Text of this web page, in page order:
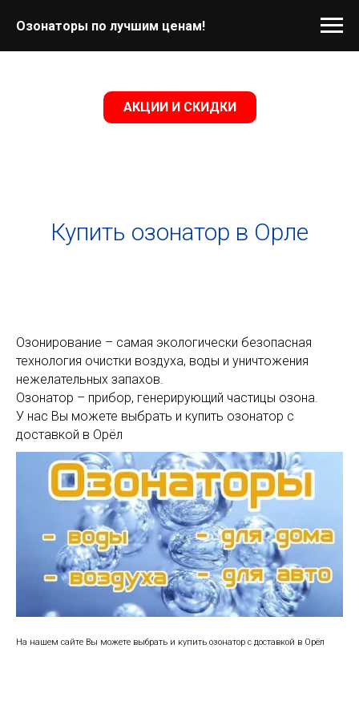
Озонаторы по лучшим ценам!
АКЦИИ И СКИДКИ
Купить озонатор в Орле
Озонирование – самая экологически безопасная
технология очистки воздуха, воды и уничтожения
нежелательных запахов.
Озонатор – прибор, генерирующий частицы озона.
У нас Вы можете выбрать и купить озонатор с
доставкой в Орёл
На нашем сайте Вы можете выбрать и купить озонатор с доставкой в Орёл